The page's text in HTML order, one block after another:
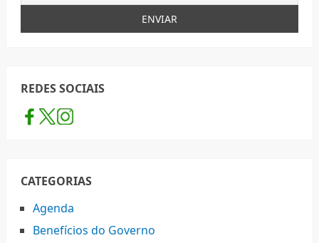
REDES SOCIAIS
CATEGORIAS
Agenda
Benefícios do Governo